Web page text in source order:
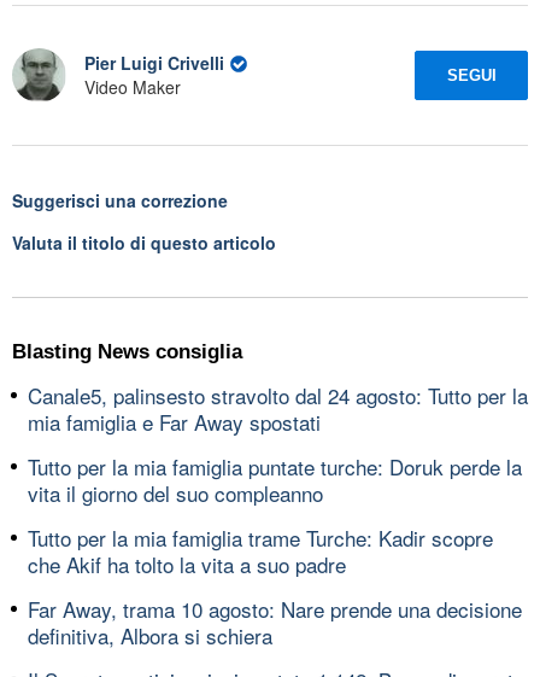
Pier Luigi Crivelli
Video Maker
SEGUI
Suggerisci una correzione
Valuta il titolo di questo articolo
Blasting News consiglia
Canale5, palinsesto stravolto dal 24 agosto: Tutto per la
mia famiglia e Far Away spostati
Tutto per la mia famiglia puntate turche: Doruk perde la
vita il giorno del suo compleanno
Tutto per la mia famiglia trame Turche: Kadir scopre
che Akif ha tolto la vita a suo padre
Far Away, trama 10 agosto: Nare prende una decisione
definitiva, Albora si schiera